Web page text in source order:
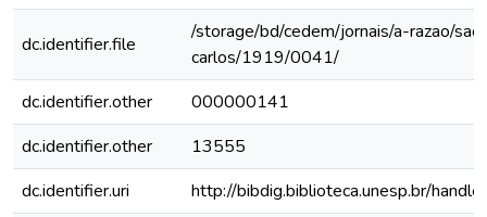
dc.identifier.file
/storage/bd/cedem/jornais/a-razao/
carlos/1919/0041/
dc.identifier.other
000000141
dc.identifier.other
13555
dc.identifier.uri
http://bibdig.biblioteca.unesp.br/